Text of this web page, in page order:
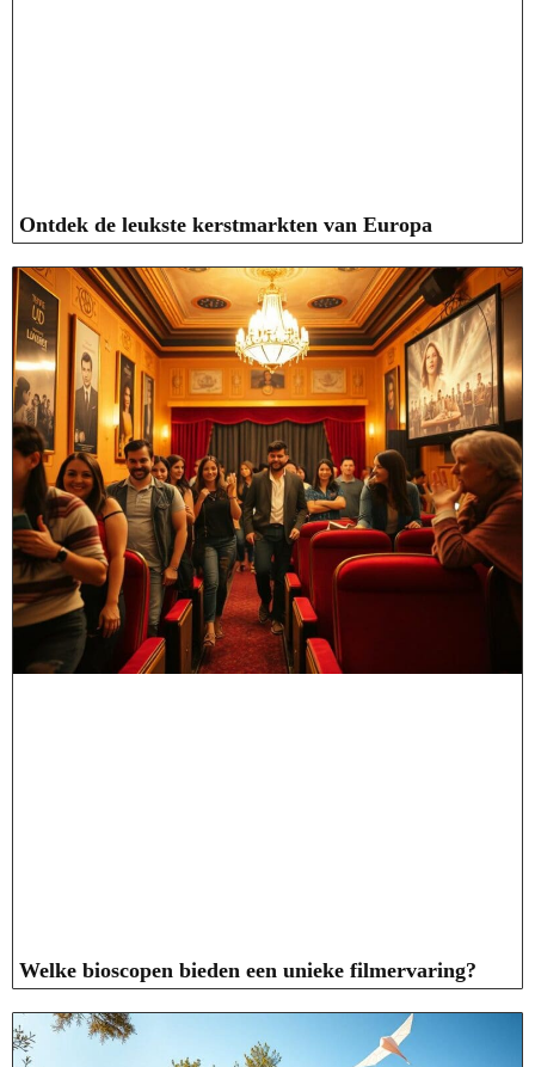
Ontdek de leukste kerstmarkten van Europa
Welke bioscopen bieden een unieke filmervaring?